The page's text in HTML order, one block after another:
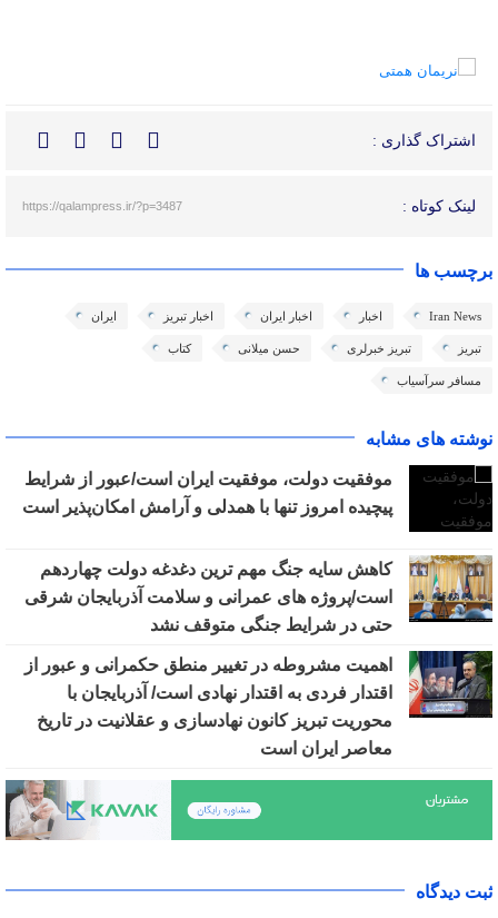
اشتراک گذاری :
لینک کوتاه : https://qalampress.ir/?p=3487
برچسب ها
Iran News اخبار اخبار ایران اخبار تبریز ایران
تبریز تبریز خبرلری حسن میلانی کتاب
مسافر سرآسیاب
نوشته های مشابه
موفقیت دولت، موفقیت ایران است/عبور از شرایط
پیچیده امروز تنها با همدلی و آرامش امکان‌پذیر است
کاهش سایه جنگ مهم ‌ترین دغدغه دولت چهاردهم
است/پروژه ‌های عمرانی و سلامت آذربایجان شرقی
حتی در شرایط جنگی متوقف نشد
اهمیت مشروطه در تغییر منطق حکمرانی و عبور از
اقتدار فردی به اقتدار نهادی است/ آذربایجان با
محوریت تبریز کانون نهادسازی و عقلانیت در تاریخ
معاصر ایران است
ثبت دیدگاه